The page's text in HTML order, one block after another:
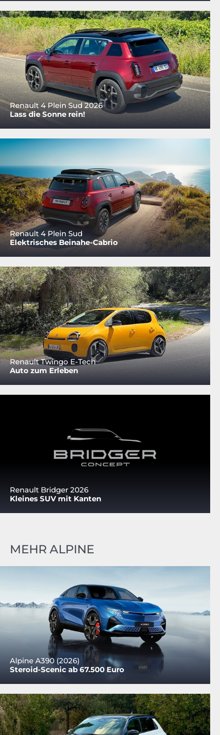
Renault 4 Plein Sud 2026
Lass die Sonne rein!
Renault 4 Plein Sud
Elektrisches Beinahe-Cabrio
Renault Twingo E-Tech
Auto zum Erleben
Renault Bridger 2026
Kleines SUV mit Kanten
MEHR ALPINE
Alpine A390 (2026)
Steroid-Scenic ab 67.500 Euro